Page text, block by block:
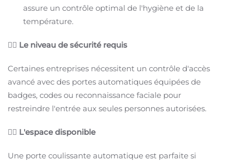
assure un contrôle optimal de l'hygiène et de la
température.
👉🏻 Le niveau de sécurité requis
Certaines entreprises nécessitent un contrôle d'accès
avancé avec des portes automatiques équipées de
badges, codes ou reconnaissance faciale pour
restreindre l'entrée aux seules personnes autorisées.
👉🏻 L'espace disponible
Une porte coulissante automatique est parfaite si